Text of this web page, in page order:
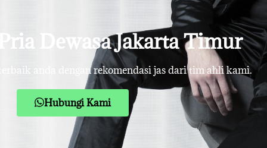
Dewasa Jakarta Timur
anda dengan rekomendasi jas dari tim ahli kami.
Hubungi Kami